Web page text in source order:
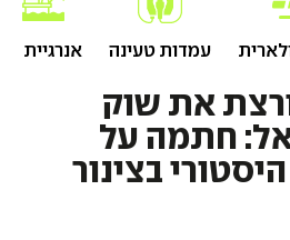
עמדות טעינה אנרגיית גז
את שוק
חתמה על
בצינור